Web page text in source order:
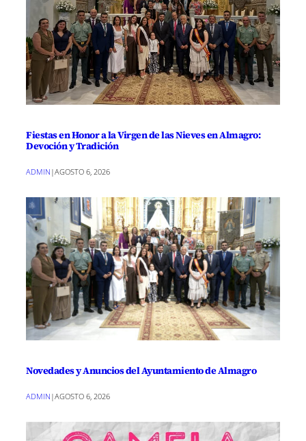
Fiestas en Honor a la Virgen de las Nieves en Almagro:
Devoción y Tradición
ADMIN |AGOSTO 6, 2026
Novedades y Anuncios del Ayuntamiento de Almagro
ADMIN |AGOSTO 6, 2026